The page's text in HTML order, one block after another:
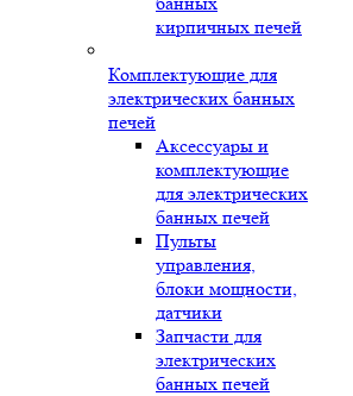
кирпичных печей
Комплектующие для
электрических банных
печей
Аксессуары и
комплектующие
для электрических
банных печей
Пульты
управления,
блоки мощности,
датчики
Запчасти для
электрических
банных печей